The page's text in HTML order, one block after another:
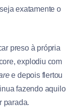
exatamente o
preso à própria
explodiu com
e depois flertou
fazendo aquilo
parada.